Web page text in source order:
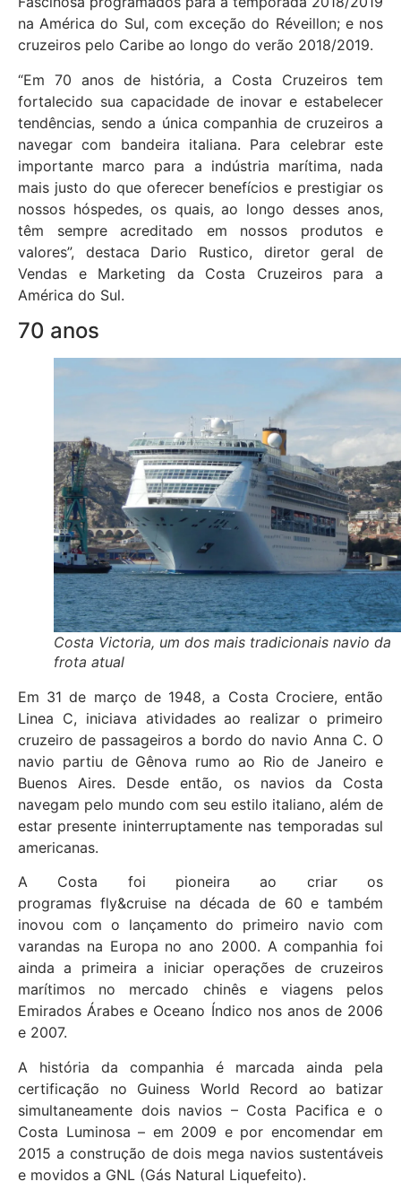
na América do Sul, com exceção do Réveillon; e nos
cruzeiros pelo Caribe ao longo do verão 2018/2019.
“Em 70 anos de história, a Costa Cruzeiros tem
fortalecido sua capacidade de inovar e estabelecer
tendências, sendo a única companhia de cruzeiros a
navegar com bandeira italiana. Para celebrar este
importante marco para a indústria marítima, nada
mais justo do que oferecer benefícios e prestigiar os
nossos hóspedes, os quais, ao longo desses anos,
têm sempre acreditado em nossos produtos e
valores”, destaca Dario Rustico, diretor geral de
Vendas e Marketing da Costa Cruzeiros para a
América do Sul.
70 anos
Costa Victoria, um dos mais tradicionais navio da
frota atual
Em 31 de março de 1948, a Costa Crociere, então
Linea C, iniciava atividades ao realizar o primeiro
cruzeiro de passageiros a bordo do navio Anna C. O
navio partiu de Gênova rumo ao Rio de Janeiro e
Buenos Aires. Desde então, os navios da Costa
navegam pelo mundo com seu estilo italiano, além de
estar presente ininterruptamente nas temporadas sul
americanas.
A Costa foi pioneira ao criar os
programas fly&cruise na década de 60 e também
inovou com o lançamento do primeiro navio com
varandas na Europa no ano 2000. A companhia foi
ainda a primeira a iniciar operações de cruzeiros
marítimos no mercado chinês e viagens pelos
Emirados Árabes e Oceano Índico nos anos de 2006
e 2007.
A história da companhia é marcada ainda pela
certificação no Guiness World Record ao batizar
simultaneamente dois navios – Costa Pacifica e o
Costa Luminosa – em 2009 e por encomendar em
2015 a construção de dois mega navios sustentáveis
e movidos a GNL (Gás Natural Liquefeito).